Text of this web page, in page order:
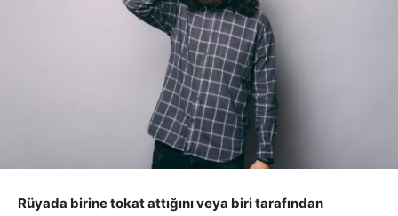
Rüyada birine tokat attığını veya biri tarafından